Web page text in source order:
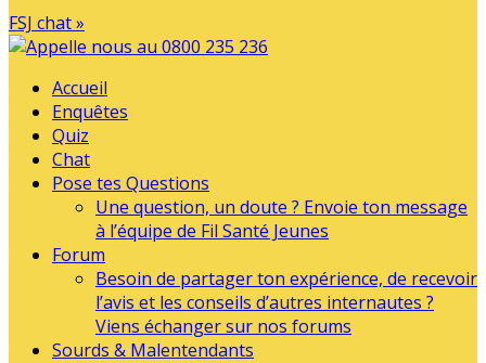
FSJ chat »
Accueil
Enquêtes
Quiz
Chat
Pose tes Questions
Une question, un doute ? Envoie ton message
à l’équipe de Fil Santé Jeunes
Forum
Besoin de partager ton expérience, de recevoir
l’avis et les conseils d’autres internautes ?
Viens échanger sur nos forums
Sourds & Malentendants